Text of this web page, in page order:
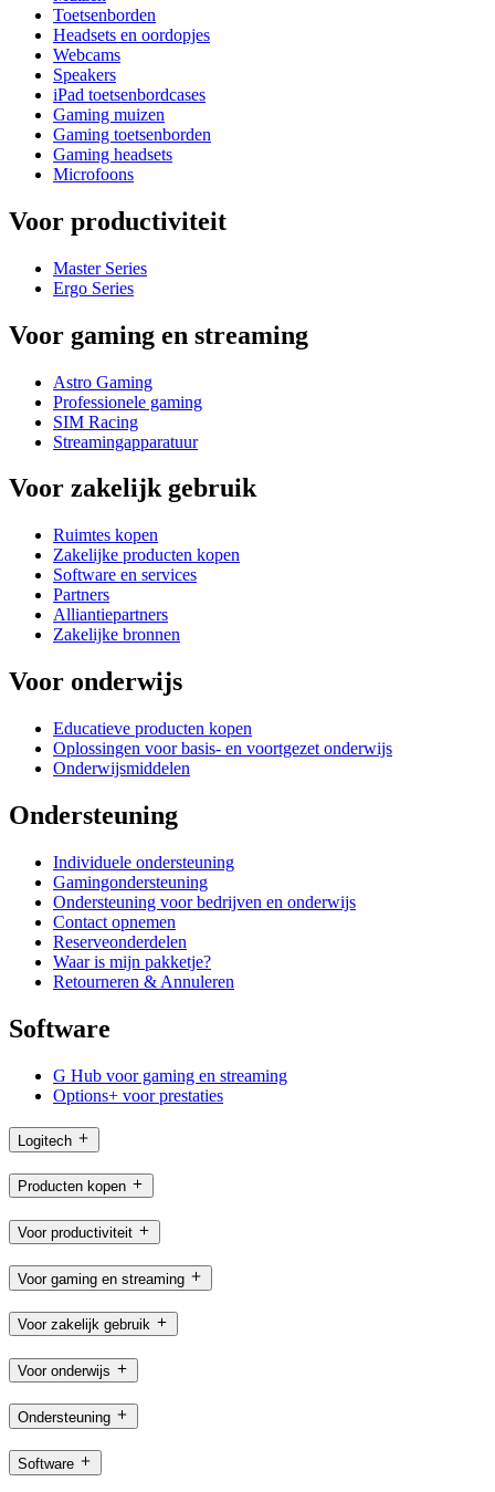
Toetsenborden
Headsets en oordopjes
Webcams
Speakers
iPad toetsenbordcases
Gaming muizen
Gaming toetsenborden
Gaming headsets
Microfoons
Voor productiviteit
Master Series
Ergo Series
Voor gaming en streaming
Astro Gaming
Professionele gaming
SIM Racing
Streamingapparatuur
Voor zakelijk gebruik
Ruimtes kopen
Zakelijke producten kopen
Software en services
Partners
Alliantiepartners
Zakelijke bronnen
Voor onderwijs
Educatieve producten kopen
Oplossingen voor basis- en voortgezet onderwijs
Onderwijsmiddelen
Ondersteuning
Individuele ondersteuning
Gamingondersteuning
Ondersteuning voor bedrijven en onderwijs
Contact opnemen
Reserveonderdelen
Waar is mijn pakketje?
Retourneren & Annuleren
Software
G Hub voor gaming en streaming
Options+ voor prestaties
Logitech
Producten kopen
Voor productiviteit
Voor gaming en streaming
Voor zakelijk gebruik
Voor onderwijs
Ondersteuning
Software